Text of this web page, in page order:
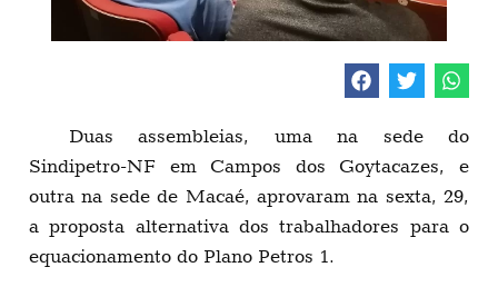
Duas assembleias, uma na sede do
Sindipetro-NF em Campos dos Goytacazes, e
outra na sede de Macaé, aprovaram na sexta, 29,
a proposta alternativa dos trabalhadores para o
equacionamento do Plano Petros 1.